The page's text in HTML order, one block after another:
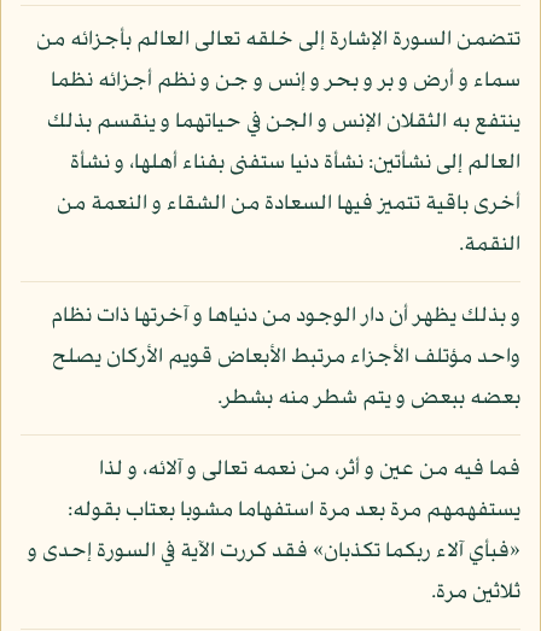
تتضمن السورة الإشارة إلى خلقه تعالى العالم بأجزائه من
سماء و أرض و بر و بحر و إنس و جن و نظم أجزائه نظما
ينتفع به الثقلان الإنس و الجن في حياتهما و ينقسم بذلك
العالم إلى نشأتين: نشأة دنيا ستفنى بفناء أهلها، و نشأة
أخرى باقية تتميز فيها السعادة من الشقاء و النعمة من
النقمة.
و بذلك يظهر أن دار الوجود من دنياها و آخرتها ذات نظام
واحد مؤتلف الأجزاء مرتبط الأبعاض قويم الأركان يصلح
بعضه ببعض و يتم شطر منه بشطر.
فما فيه من عين و أثر، من نعمه تعالى و آلائه، و لذا
يستفهمهم مرة بعد مرة استفهاما مشوبا بعتاب بقوله:
«فبأي آلاء ربكما تكذبان» فقد كررت الآية في السورة إحدى و
ثلاثين مرة.